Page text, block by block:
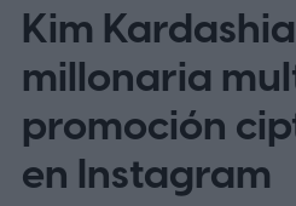
Kim
millonaria
promoción
en Instagram